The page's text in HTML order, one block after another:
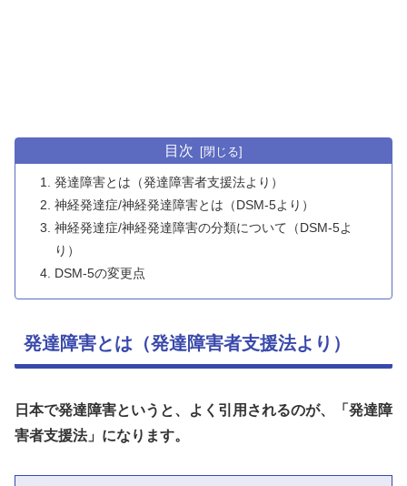
目次
発達障害とは（発達障害者支援法より）
神経発達症/神経発達障害とは（DSM-5より）
神経発達症/神経発達障害の分類について（DSM-5よ
り）
DSM-5の変更点
発達障害とは（発達障害者支援法より）
日本で発達障害というと、よく引用されるのが、「発達障
害者支援法」になります。